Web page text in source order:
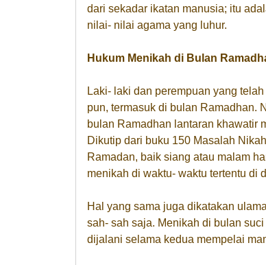
dari sekadar ikatan manusia; itu
nilai- nilai agama yang luhur.
Hukum Menikah di Bulan
Laki- laki dan perempuan yang
pun, termasuk di bulan Ramadhan.
bulan Ramadhan lantaran khawatir
Dikutip dari buku 150 Masalah
Ramadan, baik siang atau malam
menikah di waktu- waktu tertentu di
Hal yang sama juga dikatakan
sah- sah saja. Menikah di bulan
dijalani selama kedua mempelai